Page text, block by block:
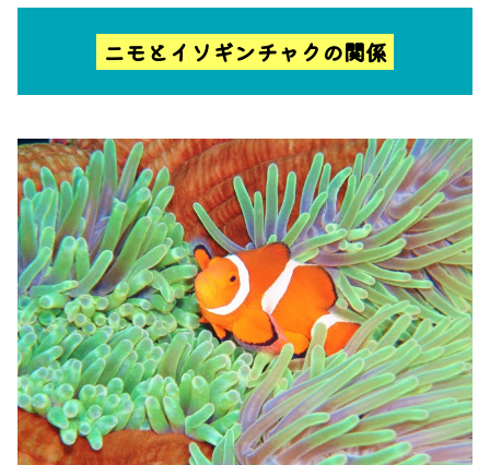
ニモとイソギンチャクの関係